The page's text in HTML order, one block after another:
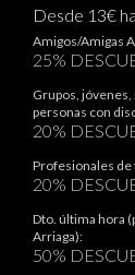
Desde 13€
Amigos/Amigas
25%
Grupos,
personas con
20%
Profesionales de
20%
Dto. última hora
Arriaga):
50%